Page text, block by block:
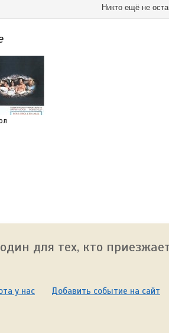
Никто ещё не
для тех, кто
у нас Добавить событие на сайт